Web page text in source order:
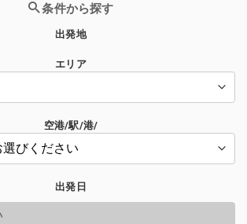
条件から探す
出発地
エリア
空港/駅/港/
出発日